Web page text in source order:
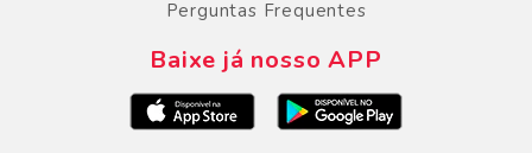
Perguntas Frequentes
Baixe já nosso APP